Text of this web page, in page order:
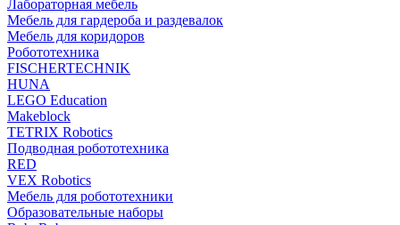
Лабораторная мебель
Мебель для гардероба и раздевалок
Мебель для коридоров
Робототехника
FISCHERTECHNIK
HUNA
LEGO Education
Makeblock
TETRIX Robotics
Подводная робототехника
RED
VEX Robotics
Мебель для робототехники
Образовательные наборы